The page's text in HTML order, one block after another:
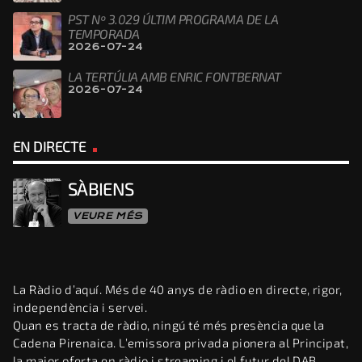
PST Nº 3.029 ÚLTIM PROGRAMA DE LA
TEMPORADA
2026-07-24
LA TERTÚLIA AMB ENRIC FONTBERNAT
2026-07-24
EN DIRECTE
SÀBIENS
VEURE MÉS
La Ràdio d’aquí. Més de 40 anys de ràdio en directe, rigor,
independència i servei.
Quan es tracta de ràdio, ningú té més presència que la
Cadena Pirenaica. L’emissora privada pionera al Principat,